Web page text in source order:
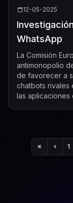
12-05-2025
WhatsApp
La Comisión
antimonopolio
de favorecer a
chatbots rivales
las aplicaciones
1